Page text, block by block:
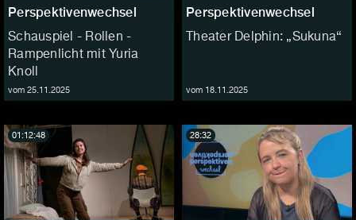
Perspektivenwechsel
Schauspiel - Rollen -
Rampenlicht mit Yuria
Knoll
vom 25.11.2025
Perspektivenwechsel
Theater Delphin: „Sukuna“
vom 18.11.2025
01:12:48 28:32